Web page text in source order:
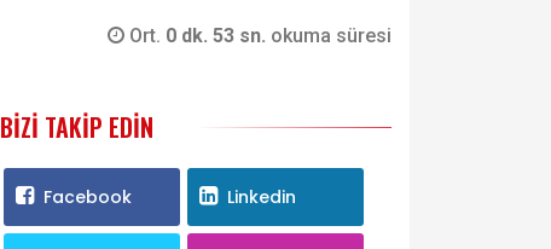
Ort. 0 dk. 53 sn. okuma süresi
BIZI TAKIP EDIN
Facebook Linkedin